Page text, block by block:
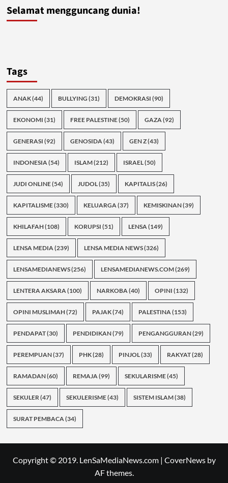
Selamat mengguncang dunia!
Tags
ANAK(44) BULLYING (31) DEMOKRASI (90)
EKONOMI (31) FREE PALESTINE(50) GAZA(92)
GENERASI (92) GENOSIDA(43) GEN Z(43)
INDONESIA(54) ISLAM(212) ISRAEL(50)
JUDI ONLINE(54) JUDOL(35) KAPITALIS(26)
KAPITALISME(330) KELUARGA(37) KEMISKINAN(39)
KHILAFAH(108) KORUPSI (51) LENSA(149)
LENSA MEDIA(239) LENSA MEDIA NEWS(326)
LENSAMEDIANEWS(256) LENSAMEDIANEWS.COM(269)
LENTERA AKSARA(100) NARKOBA(40) OPINI (132)
OPINI MUSLIMAH(72) PAJAK(74) PALESTINA(153)
PENDAPAT(30) PENDIDIKAN(79) PENGANGGURAN(29)
PEREMPUAN(37) PHK(28) PINJOL(33) RAKYAT(28)
RAMADAN(60) REMAJA(99) SEKULARISME(45)
SEKULER(47) SEKULERISME(43) SISTEM ISLAM(38)
SURAT PEMBACA(34)
Copyright © 2019. LenSaMediaNews.com | CoverNewsby
AF themes.